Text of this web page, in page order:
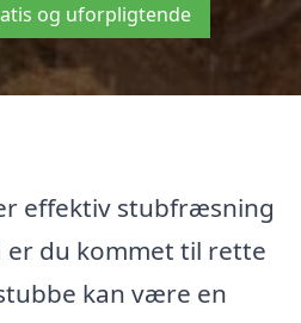
og uforpligtende
effektiv stubfræsning
er du kommet til rette
kan være en